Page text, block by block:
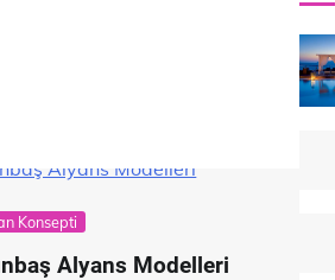
Konsepti
Alyans Modelleri